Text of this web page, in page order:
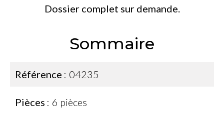
Dossier complet sur demande.
Sommaire
Référence 04235
Pièces 6 pièces